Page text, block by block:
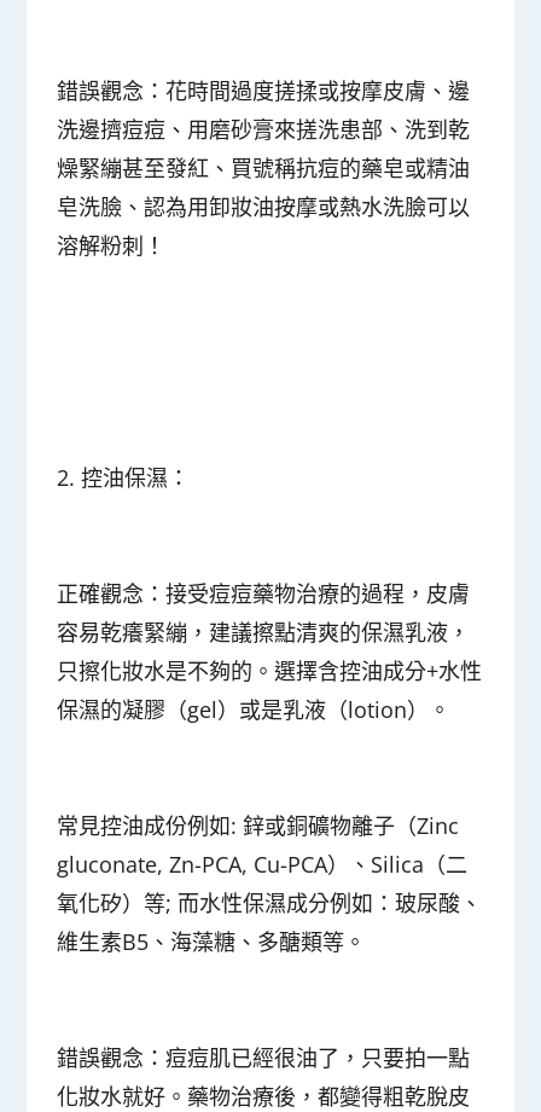
錯誤觀念：花時間過度搓揉或按摩皮膚、邊
洗邊擠痘痘、用磨砂膏來搓洗患部、洗到乾
燥緊繃甚至發紅、買號稱抗痘的藥皂或精油
皂洗臉、認為用卸妝油按摩或熱水洗臉可以
溶解粉刺！
2. 控油保濕：
正確觀念：接受痘痘藥物治療的過程，皮膚
容易乾癢緊繃，建議擦點清爽的保濕乳液，
只擦化妝水是不夠的。選擇含控油成分+水性
保濕的凝膠（gel）或是乳液（lotion）。
常見控油成份例如: 鋅或銅礦物離子（Zinc
gluconate, Zn-PCA, Cu-PCA）、Silica（二
氧化矽）等; 而水性保濕成分例如：玻尿酸、
維生素B5、海藻糖、多醣類等。
錯誤觀念：痘痘肌已經很油了，只要拍一點
化妝水就好。藥物治療後，都變得粗乾脫皮